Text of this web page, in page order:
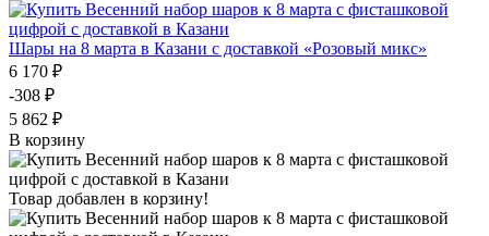
Шары на 8 марта в Казани с доставкой «Розовый микс»
6 170 ₽
-308 ₽
5 862 ₽
В корзину
Товар добавлен в корзину!